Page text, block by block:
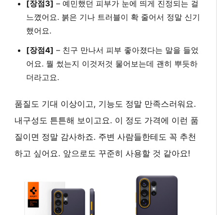
[장점3] – 예민했던 피부가 눈에 띄게 진정되는 걸
느꼈어요. 붉은 기나 트러블이 확 줄어서 정말 신기
했어요.
[장점4] – 친구 만나서 피부 좋아졌다는 말을 들었
어요. 뭘 썼는지 이것저것 물어보는데 괜히 뿌듯하
더라고요.
품질도 기대 이상이고, 기능도 정말 만족스러워요.
내구성도 튼튼해 보이고요. 이 정도 가격에 이런 품
질이면 정말 감사하죠. 주변 사람들한테도 꼭 추천
하고 싶어요. 앞으로도 꾸준히 사용할 것 같아요!